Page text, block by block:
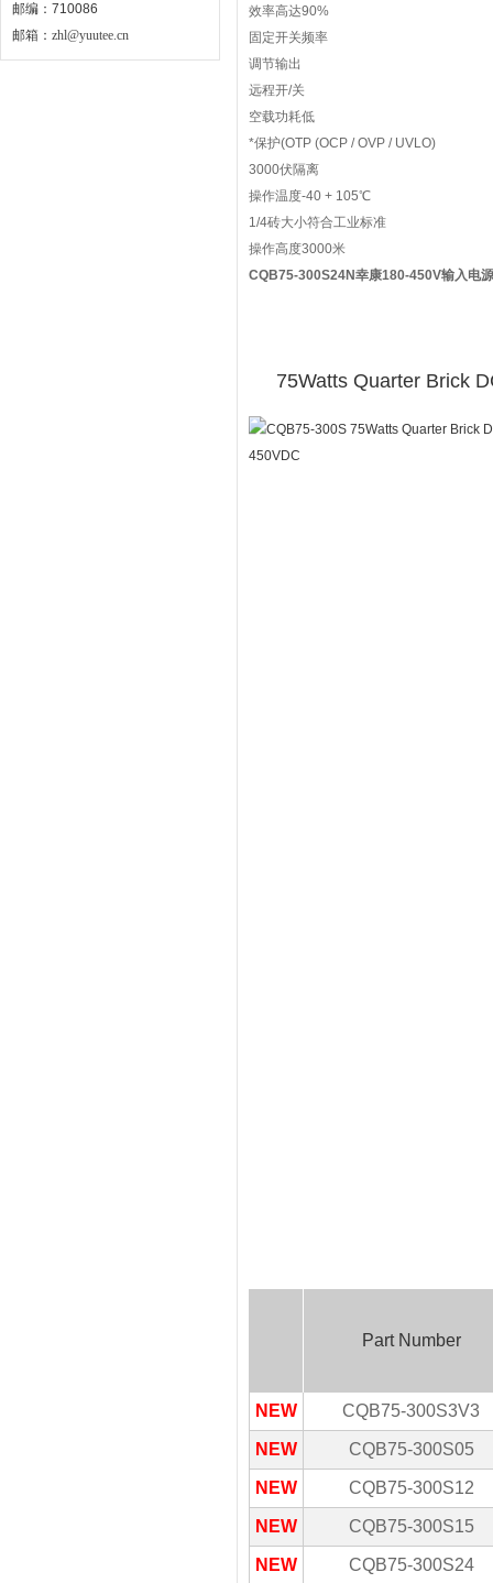
邮编：710086
邮箱： zhl@yuutee.cn
效率高达90%
固定开关频率
调节输出
远程开/关
空载功耗低
*保护(OTP (OCP / OVP / UVLO)
3000伏隔离
操作温度-40 + 105℃
1/4砖大小符合工业标准
操作高度3000米
CQB75-300S24N幸康180-450V输入电
75Watts Quarter Brick
Part Number
NEW CQB75-300S3V3
NEW CQB75-300S05
NEW CQB75-300S12
NEW CQB75-300S15
NEW CQB75-300S24